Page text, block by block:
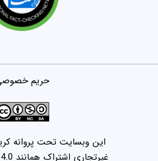
حریم
این وبسایت تحت پروانه
غیرتجاری اشتراک همانند 4.0 بین المللی است.